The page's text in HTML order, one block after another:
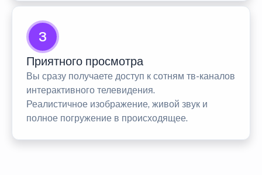
3
Приятного просмотра
Вы сразу получаете доступ к сотням тв-каналов
интерактивного телевидения.
Реалистичное изображение, живой звук и
полное погружение в происходящее.